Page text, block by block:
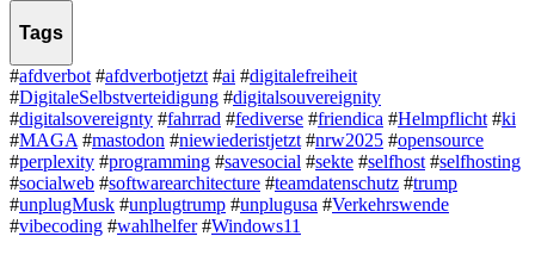
Tags
#afdverbot #afdverbotjetzt #ai #digitalefreiheit
#DigitaleSelbstverteidigung #digitalsouvereignity
#digitalsovereignty #fahrrad #fediverse #friendica #Helmpflicht #ki
#MAGA #mastodon #niewiederistjetzt #nrw2025 #opensource
#perplexity #programming #savesocial #sekte #selfhost #selfhosting
#socialweb #softwarearchitecture #teamdatenschutz #trump
#unplugMusk #unplugtrump #unplugusa #Verkehrswende
#vibecoding #wahlhelfer #Windows11